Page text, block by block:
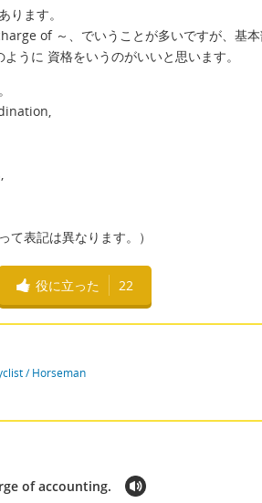
ります。
of ～、でいうことが多いですが、基
うに 資格をいうのがいいと思います。
て表記は異なります。）
役に立った 22
/ Horseman
of accounting.